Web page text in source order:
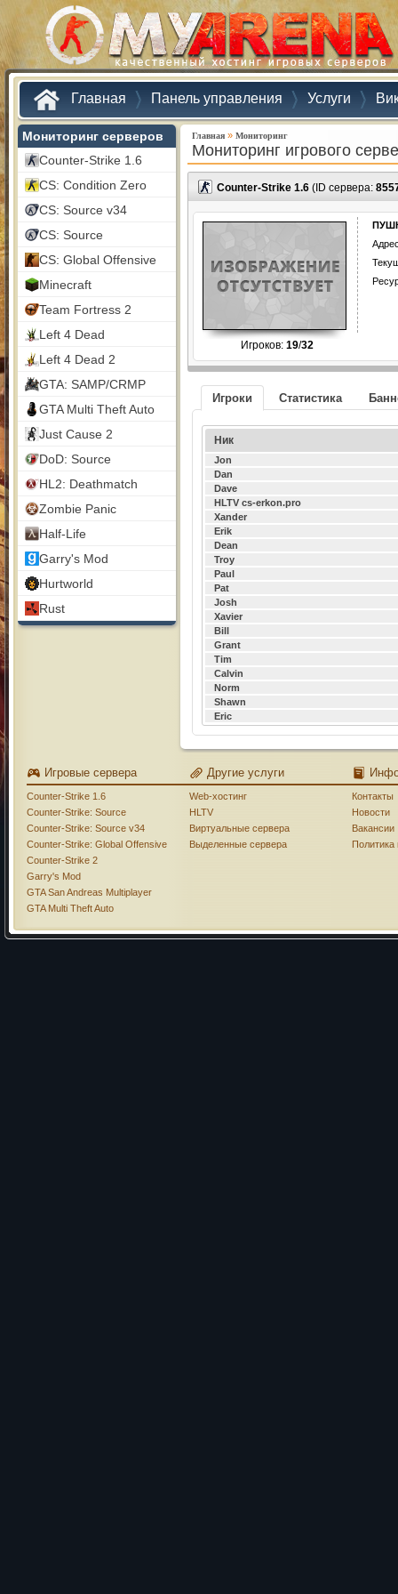
Главная Панель управления Услуги
Мониторинг серверов
Counter-Strike 1.6
CS: Condition Zero
CS: Source v34
CS: Source
CS: Global Offensive
Minecraft
Team Fortress 2
Left 4 Dead
Left 4 Dead 2
GTA: SAMP/CRMP
GTA Multi Theft Auto
Just Cause 2
DoD: Source
HL2: Deathmatch
Zombie Panic
Half-Life
Garry's Mod
Hurtworld
Rust
Главная » Мониторинг
Мониторинг игрового
Counter-Strike 1.6 (ID сервера:
Игроков: 19/32
Игроки Статистика
Ник
Jon
Dan
Dave
HLTV cs-erkon.pro
Xander
Erik
Dean
Troy
Paul
Pat
Josh
Xavier
Bill
Grant
Tim
Calvin
Norm
Shawn
Eric
Игровые сервера
Counter-Strike 1.6
Counter-Strike: Source
Counter-Strike: Source v34
Counter-Strike: Global Offensive
Counter-Strike 2
Garry's Mod
GTA San Andreas Multiplayer
GTA Multi Theft Auto
Другие услуги
Web-хостинг
HLTV
Виртуальные сервера
Выделенные сервера
Контакты
Новости
Вакансии
Политика